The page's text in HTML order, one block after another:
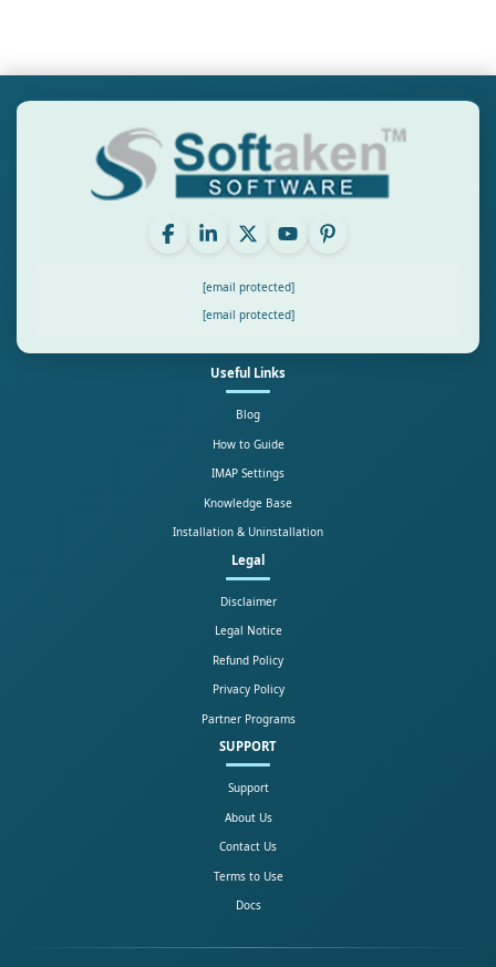
[email protected]
[email protected]
Useful Links
Blog
How to Guide
IMAP Settings
Knowledge Base
Installation & Uninstallation
Legal
Disclaimer
Legal Notice
Refund Policy
Privacy Policy
Partner Programs
SUPPORT
Support
About Us
Contact Us
Terms to Use
Docs